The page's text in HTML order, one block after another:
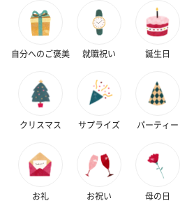
メッセージカード（通常・写真・
誕生日や結婚祝い・出産祝いなど、様
メッセージカードや封筒のデザインは
自分へのご褒美 就職祝い 誕生日
クリスマス サプライズ パーティー
お礼 お祝い 母の日